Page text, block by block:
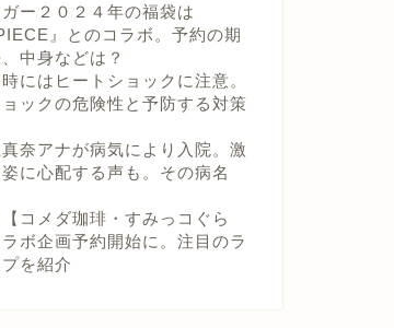
ー２０２４年の福袋は
』とのコラボ。予約の期
中身などは？
にはヒートショックに注意。
ョックの危険性と予防する対策
奈アナが病気により入院。激
に心配する声も。その病名
コメダ珈琲・すみっコぐら
ボ企画予約開始に。注目のラ
を紹介